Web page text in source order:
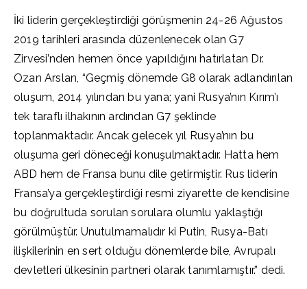
İki liderin gerçekleştirdiği görüşmenin 24-26 Ağustos
2019 tarihleri arasında düzenlenecek olan G7
Zirvesi’nden hemen önce yapıldığını hatırlatan Dr.
Ozan Arslan, “Geçmiş dönemde G8 olarak adlandırılan
oluşum, 2014 yılından bu yana; yani Rusya’nın Kırım’ı
tek taraflı ilhakının ardından G7 şeklinde
toplanmaktadır. Ancak gelecek yıl Rusya’nın bu
oluşuma geri döneceği konuşulmaktadır. Hatta hem
ABD hem de Fransa bunu dile getirmiştir. Rus liderin
Fransa’ya gerçekleştirdiği resmi ziyarette de kendisine
bu doğrultuda sorulan sorulara olumlu yaklaştığı
görülmüştür. Unutulmamalıdır ki Putin, Rusya-Batı
ilişkilerinin en sert olduğu dönemlerde bile, Avrupalı
devletleri ülkesinin partneri olarak tanımlamıştır.” dedi.